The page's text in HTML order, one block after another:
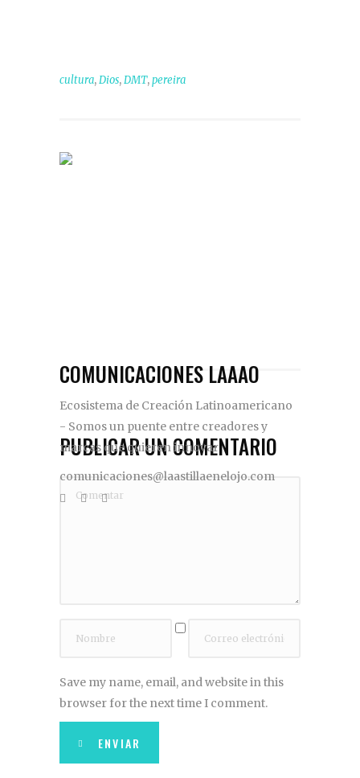
cultura,Dios,DMT,pereira
COMUNICACIONES LAAAO
Ecosistema de Creación Latinoamericano
- Somos un puente entre creadores y
marcas que quieren innovar
comunicaciones@laastillaenelojo.com
PUBLICAR UN COMENTARIO
Save my name, email, and website in this
browser for the next time I comment.
ENVIAR